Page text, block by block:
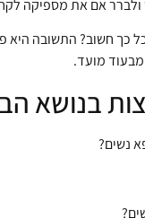
אם את מספיקה
כך חשוב? התשובה היא
מועד.
בנושא